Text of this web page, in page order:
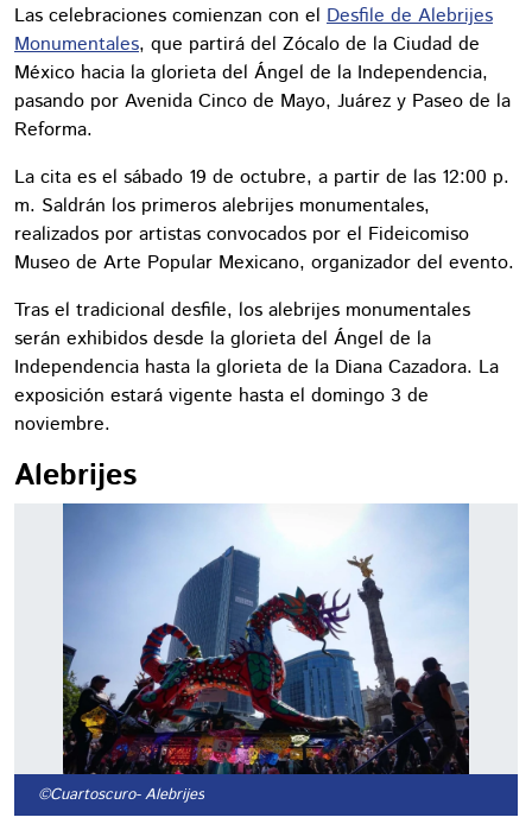
Las celebraciones comienzan con el Desfile de Alebrijes
Monumentales, que partirá del Zócalo de la Ciudad de
México hacia la glorieta del Ángel de la Independencia,
pasando por Avenida Cinco de Mayo, Juárez y Paseo de la
Reforma.
La cita es el sábado 19 de octubre, a partir de las 12:00 p.
m. Saldrán los primeros alebrijes monumentales,
realizados por artistas convocados por el Fideicomiso
Museo de Arte Popular Mexicano, organizador del evento.
Tras el tradicional desfile, los alebrijes monumentales
serán exhibidos desde la glorieta del Ángel de la
Independencia hasta la glorieta de la Diana Cazadora. La
exposición estará vigente hasta el domingo 3 de
noviembre.
Alebrijes
©Cuartoscuro- Alebrijes